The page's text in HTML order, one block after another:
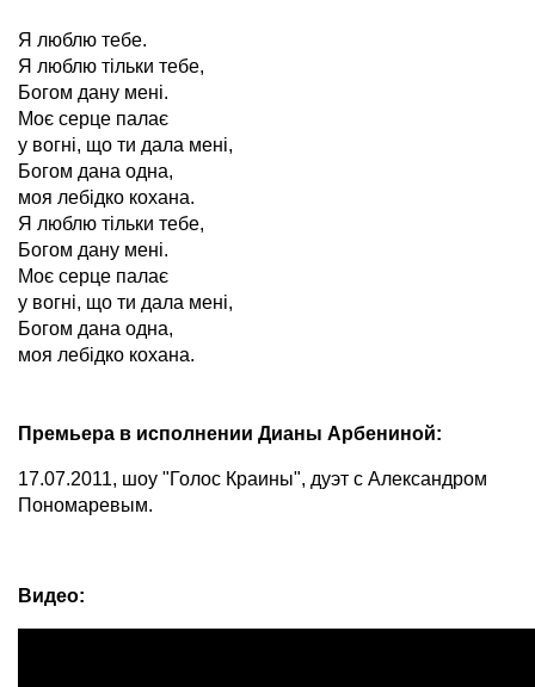
Я люблю тебе.
Я люблю тільки тебе,
Богом дану мені.
Моє серце палає
у вогні, що ти дала мені,
Богом дана одна,
моя лебідко кохана.
Я люблю тільки тебе,
Богом дану мені.
Моє серце палає
у вогні, що ти дала мені,
Богом дана одна,
моя лебідко кохана.
Премьера в исполнении Дианы Арбениной:
17.07.2011, шоу "Голос Краины", дуэт с Александром
Пономаревым.
Видео: